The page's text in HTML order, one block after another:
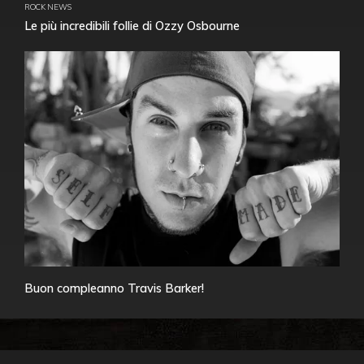
ROCK NEWS
Le più incredibili follie di Ozzy Osbourne
Buon compleanno Travis Barker!